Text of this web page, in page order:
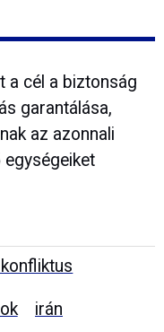
a cél a biztonság
garantálása,
az azonnali
egységeiket
irán